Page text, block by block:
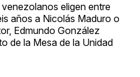
eligen entre
años a Nicolás Maduro o
Edmundo González
de la Mesa de la Unidad